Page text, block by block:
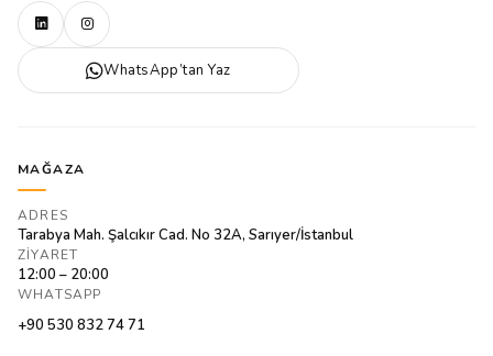
WhatsApp’tan Yaz
MAĞAZA
ADRES
Tarabya Mah. Şalcıkır Cad. No 32A, Sarıyer/İstanbul
ZIYARET
12:00 – 20:00
WHATSAPP
+90 530 832 74 71